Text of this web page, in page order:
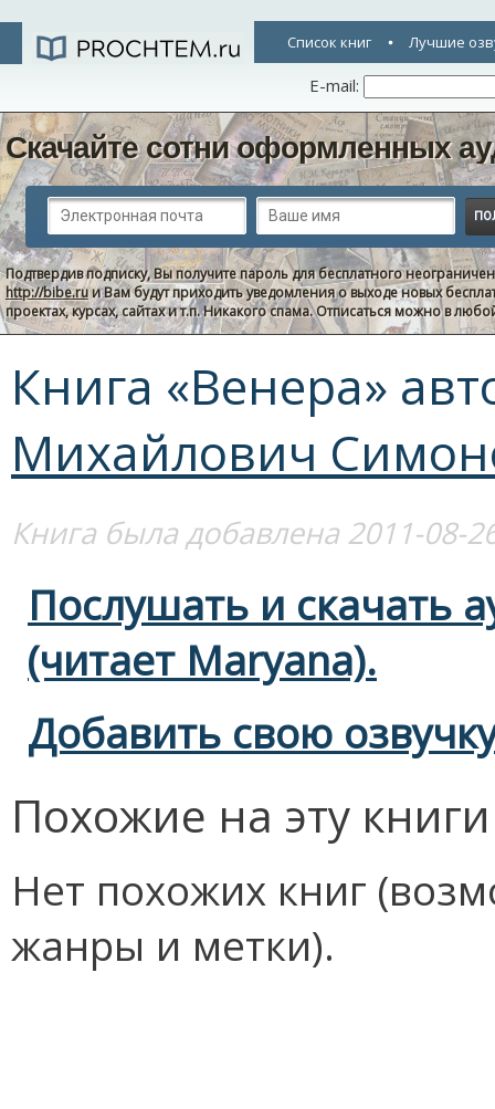
Список книг Лучшие
E-mail:
Скачайте сотни оформленных
Подтвердив подписку, Вы получите пароль для бесплатного
http://bibe.ruи Вам будут приходить уведомления о выходе новых
проектах, курсах, сайтах и т.п. Никакого спама. Отписаться можно в
Книга «Венера»
Михайлович
Книга была добавлена 2011-08-
Послушать и скачать
(читает Maryana).
Добавить свою
Похожие на эту книги
Нет похожих книг
жанры и метки).